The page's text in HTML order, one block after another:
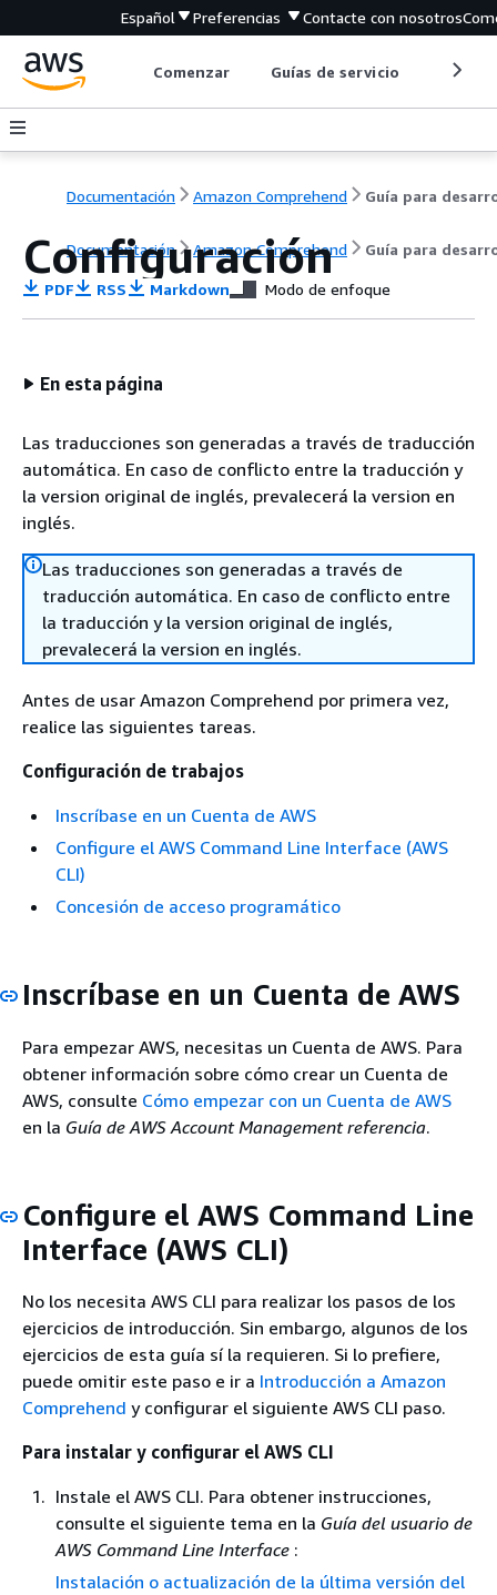
Español Preferencias Contacte con nosotros
Comenzar Guías de servicio
Documentación Amazon Comprehend
Documentación Amazon Comprehend Guía para
Configuración
PDF RSS Markdown Modo de enfoque
En esta página
Las traducciones son generadas a través de traducción
automática. En caso de conflicto entre la traducción y
la version original de inglés, prevalecerá la version en
inglés.
Las traducciones son generadas a través de
traducción automática. En caso de conflicto entre
la traducción y la version original de inglés,
prevalecerá la version en inglés.
Antes de usar Amazon Comprehend por primera vez,
realice las siguientes tareas.
Configuración de trabajos
Inscríbase en un Cuenta de AWS
Configure el AWS Command Line Interface (AWS
CLI)
Concesión de acceso programático
Inscríbase en un Cuenta de AWS
Para empezar AWS, necesitas un Cuenta de AWS. Para
obtener información sobre cómo crear un Cuenta de
AWS, consulte Cómo empezar con un Cuenta de AWS
en la Guía de AWS Account Management referencia.
Configure el AWS Command Line
Interface (AWS CLI)
No los necesita AWS CLI para realizar los pasos de los
ejercicios de introducción. Sin embargo, algunos de los
ejercicios de esta guía sí la requieren. Si lo prefiere,
puede omitir este paso e ir a Introducción a Amazon
Comprehend y configurar el siguiente AWS CLI paso.
Para instalar y configurar el AWS CLI
Instale el AWS CLI. Para obtener instrucciones,
consulte el siguiente tema en la Guía del usuario de
AWS Command Line Interface :
Instalación o actualización de la última versión del